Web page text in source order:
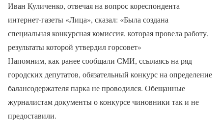
Иван Куличенко, отвечая на вопрос кореспондента
интернет-газеты «Лица», сказал: «Была создана
специальная конкурсная комиссия, которая провела работу,
результаты которой утвердил горсовет»
Напомним, как ранее сообщали СМИ, ссылаясь на ряд
городских депутатов, обязательный конкурс на определение
балансодержателя парка не проводился. Обещанные
журналистам документы о конкурсе чиновники так и не
предоставили.